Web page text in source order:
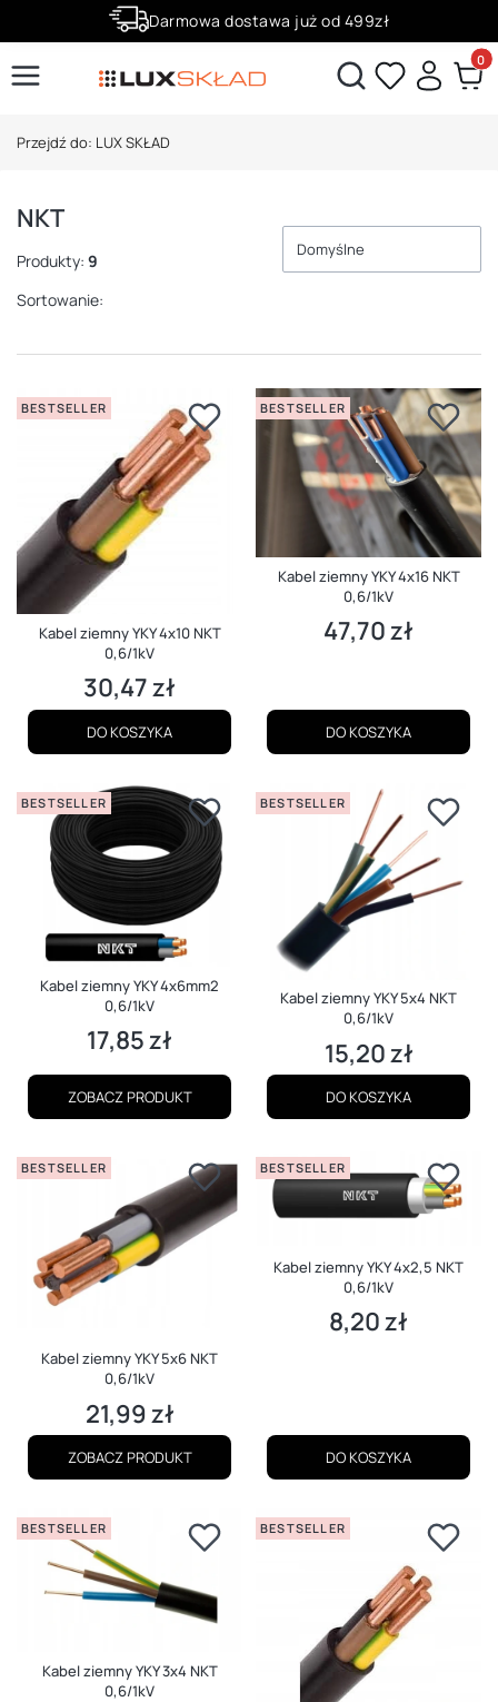
Darmowa dostawa już od 499zł
Zaloguj się i zbieraj punkty za zakupy!Otwórz wyszukiwarkę
Przejdź do: LUX SKŁAD
NKT
Produkty: 9
Sortowanie:
Domyślne
BESTSELLER
Kabel ziemny YKY 4x10 NKT
0,6/1kV
Cena
30,47 zł
DO KOSZYKA
BESTSELLER
Kabel ziemny YKY 4x16 NKT
0,6/1kV
Cena
47,70 zł
DO KOSZYKA
BESTSELLER
Kabel ziemny YKY 4x6mm2
0,6/1kV
Cena
17,85 zł
ZOBACZ PRODUKT
BESTSELLER
Kabel ziemny YKY 5x4 NKT
0,6/1kV
Cena
15,20 zł
DO KOSZYKA
BESTSELLER
Kabel ziemny YKY 5x6 NKT
0,6/1kV
Cena
21,99 zł
ZOBACZ PRODUKT
BESTSELLER
Kabel ziemny YKY 4x2,5 NKT
0,6/1kV
Cena
8,20 zł
DO KOSZYKA
BESTSELLER
Kabel ziemny YKY 3x4 NKT
0,6/1kV
BESTSELLER